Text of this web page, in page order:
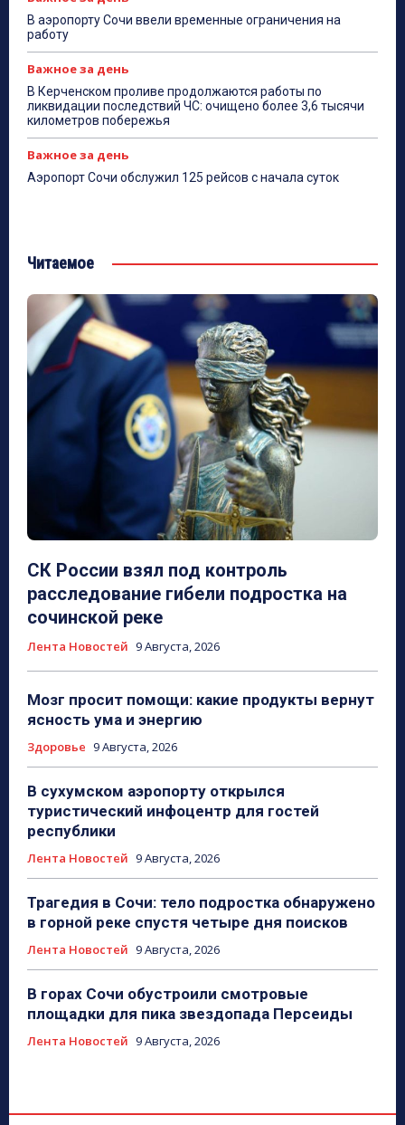
В аэропорту Сочи ввели временные ограничения на
работу
Важное за день
В Керченском проливе продолжаются работы по
ликвидации последствий ЧС: очищено более 3,6 тысячи
километров побережья
Важное за день
Аэропорт Сочи обслужил 125 рейсов с начала суток
Читаемое
СК России взял под контроль
расследование гибели подростка на
сочинской реке
Лента Новостей 9 Августа, 2026
Мозг просит помощи: какие продукты вернут
ясность ума и энергию
Здоровье 9 Августа, 2026
В сухумском аэропорту открылся
туристический инфоцентр для гостей
республики
Лента Новостей 9 Августа, 2026
Трагедия в Сочи: тело подростка обнаружено
в горной реке спустя четыре дня поисков
Лента Новостей 9 Августа, 2026
В горах Сочи обустроили смотровые
площадки для пика звездопада Персеиды
Лента Новостей 9 Августа, 2026